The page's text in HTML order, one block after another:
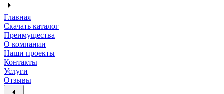
Главная
Скачать каталог
Преимущества
О компании
Наши проекты
Контакты
Услуги
Отзывы